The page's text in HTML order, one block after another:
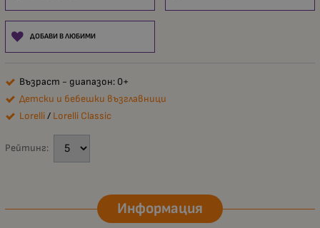
ДОБАВИ В ЛЮБИМИ
Възраст - диапазон: 0+
Детски и бебешки възглавници
Lorelli/ Lorelli Classic
Рейтинг:
Информация